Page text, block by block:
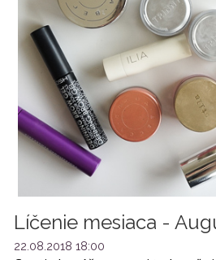
Líčenie mesiaca -
22.08.2018 18:00